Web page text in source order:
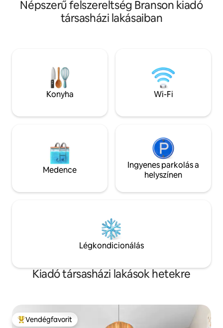
szállást keresnek a Table Rock-tó
közelében. A The GLO GetAway
vendégei exkluzív kedvezményes árat
fényrendszerrel rendelkezik, hogy
sötétedés után is felfedezhessék az
Indian Pointot!
rendelkezik.
hangjára ezen a
két hálószobás,
kandalló, amelyet
élvezhetsz.
Branson 76 strip,
Silver Dollar City
Népszerű felszereltség Branson kiadó
társasházi lakásaiban
Konyha Wi-Fi
Medence
Ingyenes parkolás a
helyszínen
Légkondicionálás
Kiadó társasházi lakások hetekre
Kiemelt vendégfavorit
Vendégfavorit